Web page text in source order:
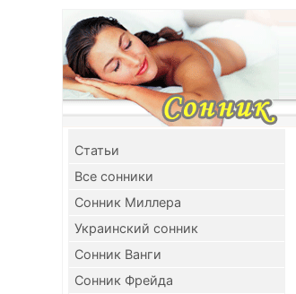
Cтатьи
Все сонники
Сонник Миллера
Украинский сонник
Сонник Ванги
Сонник Фрейда